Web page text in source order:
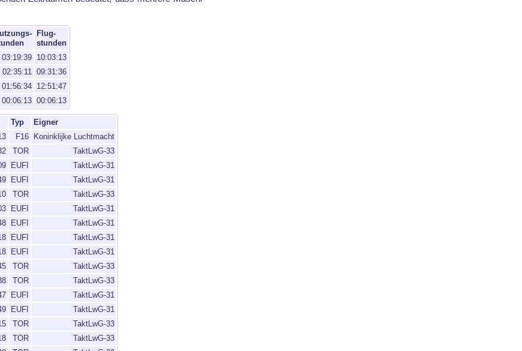
Flug-
stunden
03:19:39 10:03:13
02:35:11
09:31:36
01:56:34 12:51:47
00:06:13 00:06:13
Typ
Eigner
F16 Koninklijke Luchtmacht
TOR
TaktLwG-33
EUFI
TaktLwG-31
EUFI
TaktLwG-31
TOR
TaktLwG-33
EUFI
TaktLwG-31
EUFI
TaktLwG-31
EUFI
TaktLwG-31
EUFI
TaktLwG-31
TOR
TaktLwG-33
TOR
TaktLwG-33
EUFI
TaktLwG-31
EUFI
TaktLwG-31
TOR
TaktLwG-33
TOR
TaktLwG-33